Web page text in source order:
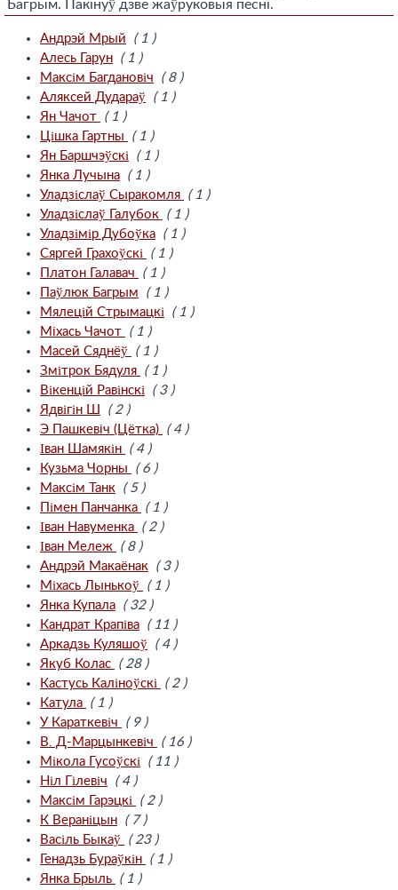
Багрым. Пакiнуў дзве жаўруковыя песнi.
Андрэй Мрый
( 1 )
Алесь Гарун ( 1 )
Максім Багдановіч
( 8 )
Аляксей Дудараў ( 1 )
Ян Чачот ( 1 )
Цішка Гартны
( 1 )
Ян Баршчэўскі ( 1 )
Янка Лучына ( 1 )
Уладзіслаў Сыракомля ( 1 )
Уладзіслаў Галубок ( 1 )
Уладзімір Дубоўка ( 1 )
Сяргей Грахоўскі ( 1 )
Платон Галавач
( 1 )
Паўлюк Багрым
( 1 )
Мялецій Стрымацкі ( 1 )
Мiхась Чачот ( 1 )
Масей Сяднёў ( 1 )
Змітрок Бядуля ( 1 )
Вікенцій Равінскі ( 3 )
Ядвігін Ш
( 2 )
Э Пашкевiч (Цётка) ( 4 )
Іван Шамякін ( 4 )
Кузьма Чорны
( 6 )
Максім Танк ( 5 )
Пімен Панчанка ( 1 )
Іван Навуменка ( 2 )
Іван Мележ ( 8 )
Андрэй Макаёнак ( 3 )
Міхась Лынькоў ( 1 )
Янка Купала ( 32 )
Кандрат Крапіва ( 11 )
Аркадзь Куляшоў ( 4 )
Якуб Колас ( 28 )
Кастусь Каліноўскі ( 2 )
Катула ( 1 )
У Караткевіч
( 9 )
В. Д-Марцынкевіч
( 16 )
Мікола Гусоўскі ( 11 )
Ніл Гілевіч
( 4 )
Максім Гарэцкі ( 2 )
К Вераніцын ( 7 )
Васіль Быкаў ( 23 )
Генадзь Бураўкін ( 1 )
Янка Брыль ( 1 )